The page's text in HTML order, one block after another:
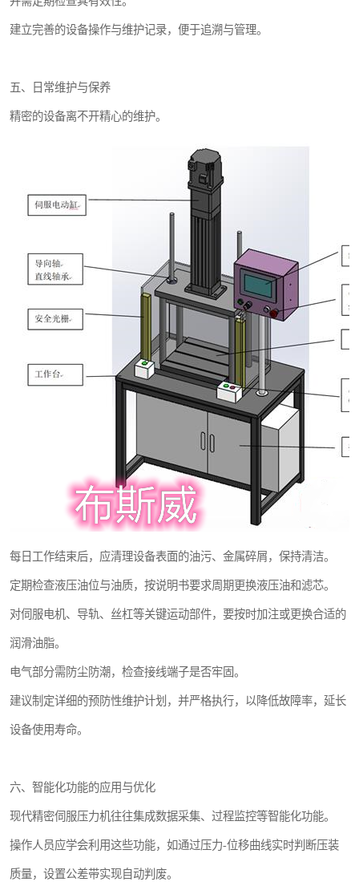
建立完善的设备操作与维护记录，便于追溯与管理。
五、日常维护与保养
精密的设备离不开精心的维护。
每日工作结束后，应清理设备表面的油污、金属碎屑，保持清洁。
定期检查液压油位与油质，按说明书要求周期更换液压油和滤芯。
对伺服电机、导轨、丝杠等关键运动部件，要按时加注或更换合适的
润滑油脂。
电气部分需防尘防潮，检查接线端子是否牢固。
建议制定详细的预防性维护计划，并严格执行，以降低故障率，延长
设备使用寿命。
六、智能化功能的应用与优化
现代精密伺服压力机往往集成数据采集、过程监控等智能化功能。
操作人员应学会利用这些功能，如通过压力-位移曲线实时判断压装
质量，设置公差带实现自动判废。